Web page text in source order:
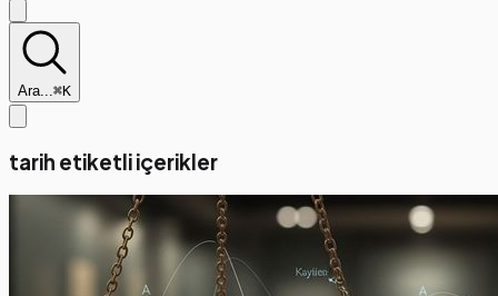
Ara...⌘K
tarih etiketli içerikler